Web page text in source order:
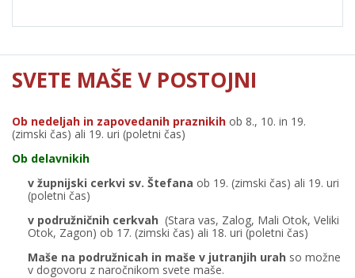
SVETE MAŠE V POSTOJNI
Ob nedeljah in zapovedanih praznikih ob 8., 10. in 19.
(zimski čas) ali 19. uri (poletni čas)
Ob delavnikih
v župnijski cerkvi sv. Štefana ob 19. (zimski čas) ali 19. uri
(poletni čas)
v podružničnih cerkvah (Stara vas, Zalog, Mali Otok, Veliki
Otok, Zagon) ob 17. (zimski čas) ali 18. uri (poletni čas)
Maše na podružnicah in maše v jutranjih urah so možne
v dogovoru z naročnikom svete maše.